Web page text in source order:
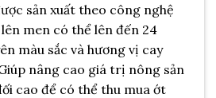
sản xuất theo công nghệ
men có thể lên đến 24
màu sắc và hương vị cay
nâng cao giá trị nông sản
cao để có thể thu mua ớt